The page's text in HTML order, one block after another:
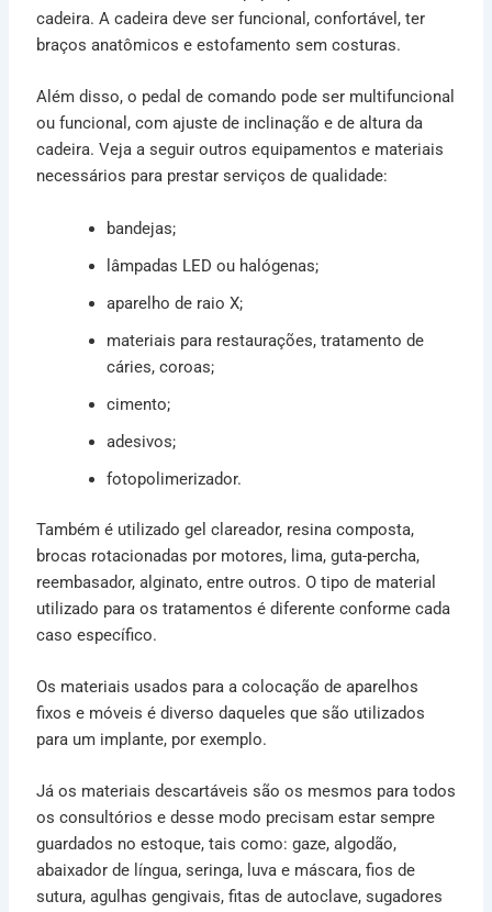
cadeira. A cadeira deve ser funcional, confortável, ter
braços anatômicos e estofamento sem costuras.
Além disso, o pedal de comando pode ser multifuncional
ou funcional, com ajuste de inclinação e de altura da
cadeira. Veja a seguir outros equipamentos e materiais
necessários para prestar serviços de qualidade:
bandejas;
lâmpadas LED ou halógenas;
aparelho de raio X;
materiais para restaurações, tratamento de
cáries, coroas;
cimento;
adesivos;
fotopolimerizador.
Também é utilizado gel clareador, resina composta,
brocas rotacionadas por motores, lima, guta-percha,
reembasador, alginato, entre outros. O tipo de material
utilizado para os tratamentos é diferente conforme cada
caso específico.
Os materiais usados para a colocação de aparelhos
fixos e móveis é diverso daqueles que são utilizados
para um implante, por exemplo.
Já os materiais descartáveis são os mesmos para todos
os consultórios e desse modo precisam estar sempre
guardados no estoque, tais como: gaze, algodão,
abaixador de língua, seringa, luva e máscara, fios de
sutura, agulhas gengivais, fitas de autoclave, sugadores